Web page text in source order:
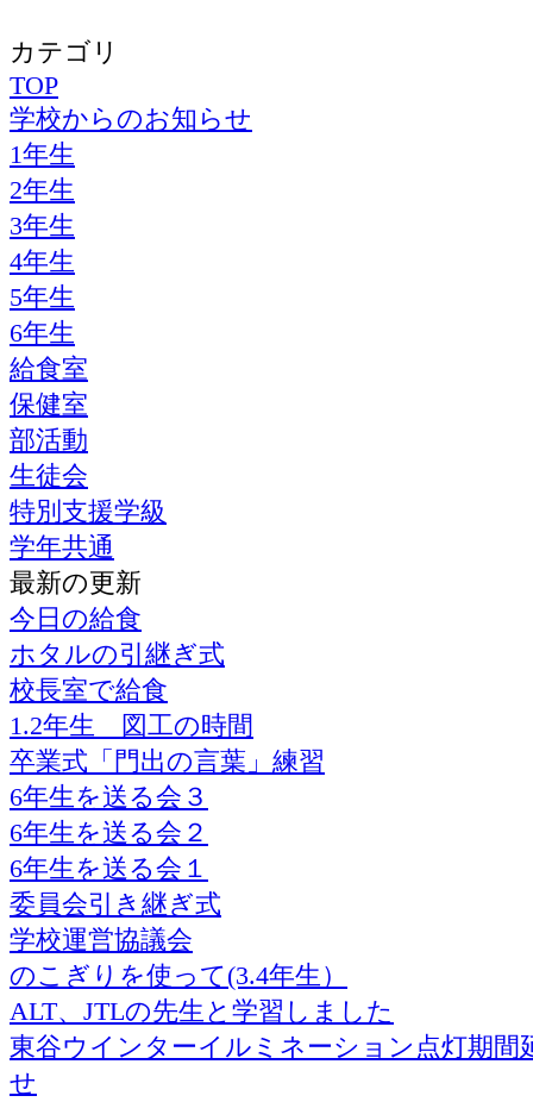
カテゴリ
TOP
学校からのお知らせ
1年生
2年生
3年生
4年生
5年生
6年生
給食室
保健室
部活動
生徒会
特別支援学級
学年共通
最新の更新
今日の給食
ホタルの引継ぎ式
校長室で給食
1.2年生 図工の時間
卒業式「門出の言葉」練習
6年生を送る会３
6年生を送る会２
6年生を送る会１
委員会引き継ぎ式
学校運営協議会
のこぎりを使って(3.4年生）
ALT、JTLの先生と学習しました
東谷ウインターイルミネーション点灯期間
せ